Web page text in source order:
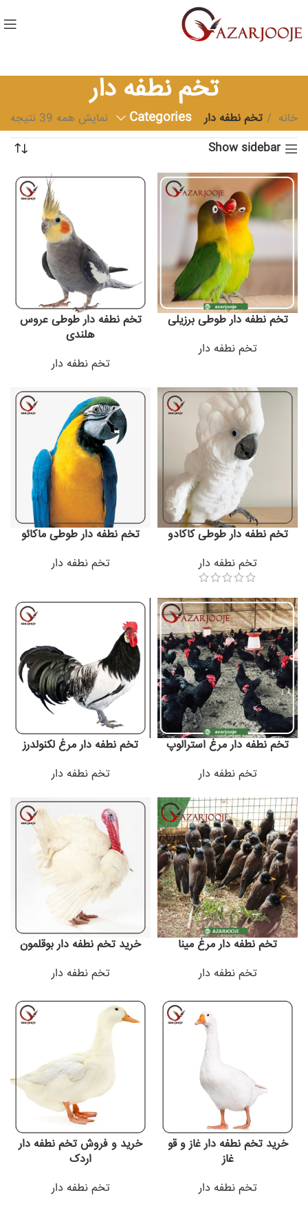
تخم نطفه دار
Categories خانه تخم نطفه دار
نمایش همه 39 نتیجه
Show sidebar
تخم نطفه دار طوطی برزیلی
تخم نطفه دار
تخم نطفه دار طوطی عروس
هلندی
تخم نطفه دار
تخم نطفه دار طوطی کاکادو
تخم نطفه دار
تخم نطفه دار طوطی ماکائو
تخم نطفه دار
تخم نطفه دار مرغ استرالوپ
تخم نطفه دار
تخم نطفه دار مرغ لکنولدرز
تخم نطفه دار
تخم نطفه دار مرغ مینا
تخم نطفه دار
خرید تخم نطفه دار بوقلمون
تخم نطفه دار
خرید تخم نطفه دار غاز و قو
غاز
تخم نطفه دار
خرید و فروش تخم نطفه دار
اردک
تخم نطفه دار